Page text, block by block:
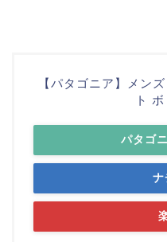
【パタゴニア】メン
ト
パタゴ
ナ